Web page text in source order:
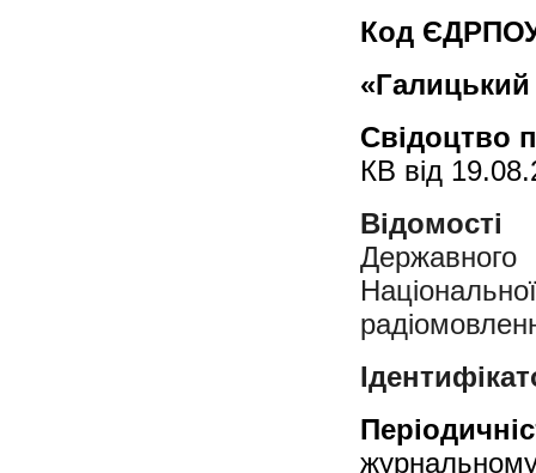
Код
«Галицький
Свідоцтво
КВ від
журнальному